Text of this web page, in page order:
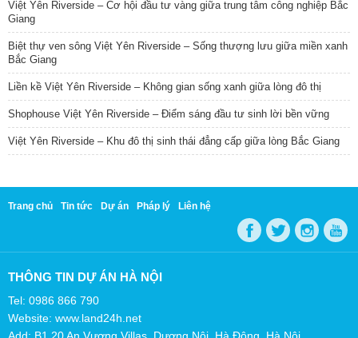
Việt Yên Riverside – Cơ hội đầu tư vàng giữa trung tâm công nghiệp Bắc
Giang
Biệt thự ven sông Việt Yên Riverside – Sống thượng lưu giữa miền xanh
Bắc Giang
Liền kề Việt Yên Riverside – Không gian sống xanh giữa lòng đô thị
Shophouse Việt Yên Riverside – Điểm sáng đầu tư sinh lời bền vững
Việt Yên Riverside – Khu đô thị sinh thái đẳng cấp giữa lòng Bắc Giang
Trang chủ Tin tức Dự án Pháp lý Liên hệ
THÔNG TIN DỰ ÁN HÀ NỘI
Tel: 0986 866 790
Website: www.land24h.net